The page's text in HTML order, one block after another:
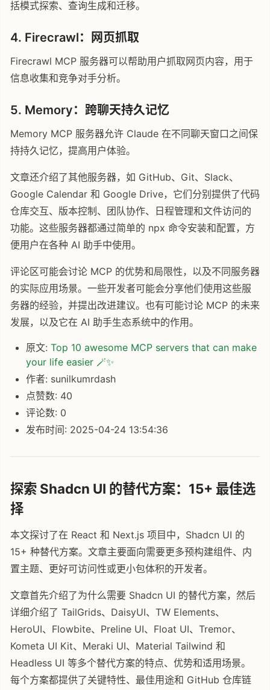
括模式探索、查询生成和迁移。
4. Firecrawl：网页抓取
Firecrawl MCP 服务器可以帮助用户抓取网页内容，用于
信息收集和竞争对手分析。
5. Memory：跨聊天持久记忆
Memory MCP 服务器允许 Claude 在不同聊天窗口之间保
持持久记忆，提高用户体验。
文章还介绍了其他服务器，如 GitHub、Git、Slack、
Google Calendar 和 Google Drive，它们分别提供了代码
仓库交互、版本控制、团队协作、日程管理和文件访问的
功能。这些服务器都通过简单的 npx 命令安装和配置，方
便用户在各种 AI 助手中使用。
评论区可能会讨论 MCP 的优势和局限性，以及不同服务器
的实际应用场景。一些开发者可能会分享他们使用这些服
务器的经验，并提出改进建议。也有可能讨论 MCP 的未来
发展，以及它在 AI 助手生态系统中的作用。
原文: Top 10 awesome MCP servers that can make
your life easier 🪄✨
作者: sunilkumrdash
点赞数: 40
评论数: 0
发布时间: 2025-04-24 13:54:36
探索 Shadcn UI 的替代方案：15+ 最佳选
择
本文探讨了在 React 和 Next.js 项目中，Shadcn UI 的
15+ 种替代方案。文章主要面向需要更多预构建组件、内
置主题、更好可访问性或更小包体积的开发者。
文章首先介绍了为什么需要 Shadcn UI 的替代方案，然后
详细介绍了 TailGrids、DaisyUI、TW Elements、
HeroUI、Flowbite、Preline UI、Float UI、Tremor、
Kometa UI Kit、Meraki UI、Material Tailwind 和
Headless UI 等多个替代方案的特点、优势和适用场景。
每个方案都提供了关键特性、最佳用途和 GitHub 仓库链